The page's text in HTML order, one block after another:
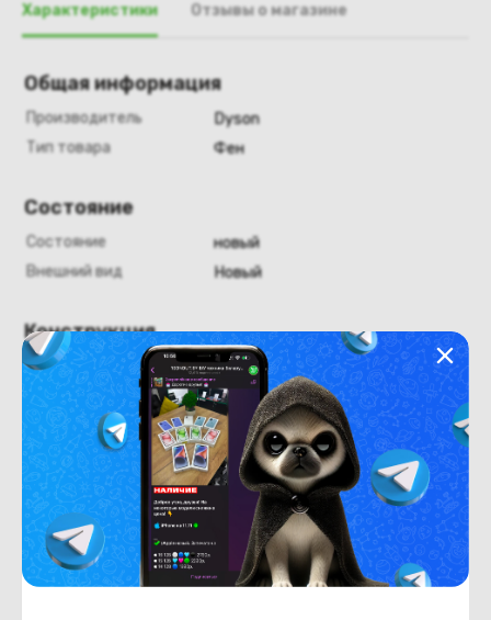
Характеристики Отзывы о магазине
Общая информация
Производитель
Dyson
Тип товара
Фен
Состояние
Состояние
новый
Внешний вид
Новый
Конструкция
Цвет золотистый
Похожие товары